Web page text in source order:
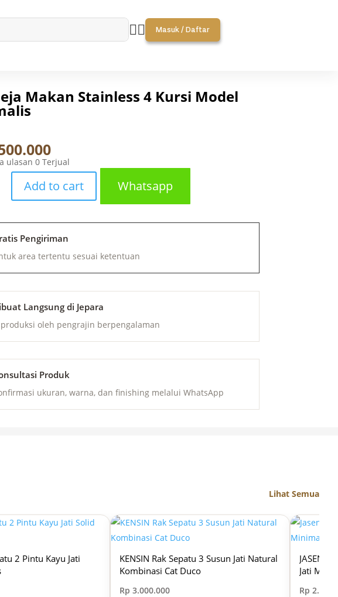
 Masuk / Daftar
Makan Stainless 4 Kursi Model
ulasan 0 Terjual
Add to cart Whatsapp
Pengiriman
area tertentu sesuai ketentuan
Langsung di Jepara
oleh pengrajin berpengalaman
Produk
ukuran, warna, dan finishing melalui WhatsApp
Lihat Semua
2 Pintu Kayu Jati
KENSIN Rak Sepatu 3 Susun Jati Natural
Kombinasi Cat Duco
Rp 3.000.000
JASEN
Jati
Rp